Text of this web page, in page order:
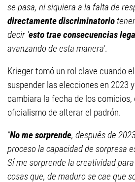
se pasa, ni siquiera a la falta de
directamente discriminatorio
decir 'esto trae consecuencias
avanzando de esta manera'.
Krieger tomó un rol clave cuando
suspender las elecciones en 2023
cambiara la fecha de los comicios,
oficialismo de alterar el padrón.
"No me sorprende, después de
proceso la capacidad de sorpresa
Sí me sorprende la creatividad
cosas que, de maduro se cae que